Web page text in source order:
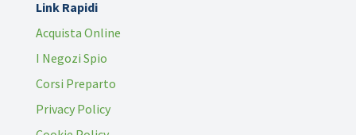
Link Rapidi
Acquista Online
I Negozi Spio
Corsi Preparto
Privacy Policy